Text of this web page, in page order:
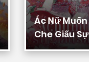
Ác Nữ Muốn
Che Giấu Sự
Giàu Sang